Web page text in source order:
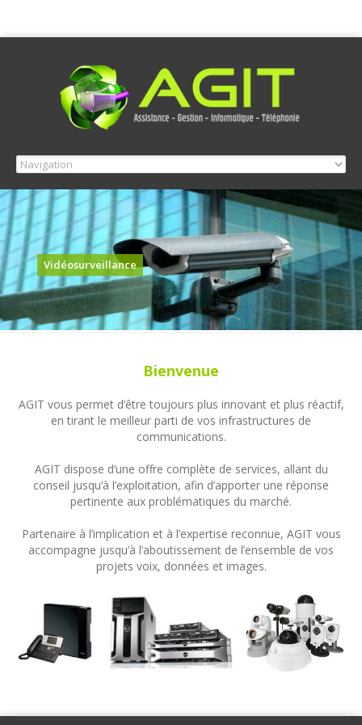
Vidéosurveillance
Bienvenue
AGIT vous permet d’être toujours plus innovant et plus réactif,
en tirant le meilleur parti de vos infrastructures de
communications.
AGIT dispose d’une offre complète de services, allant du
conseil jusqu’à l’exploitation, afin d’apporter une réponse
pertinente aux problématiques du marché.
Partenaire à l’implication et à l’expertise reconnue, AGIT vous
accompagne jusqu’à l’aboutissement de l’ensemble de vos
projets voix, données et images.